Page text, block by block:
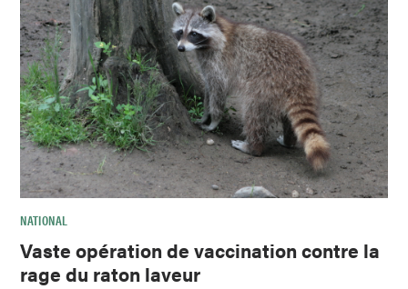
NATIONAL
Vaste opération de vaccination contre la
rage du raton laveur